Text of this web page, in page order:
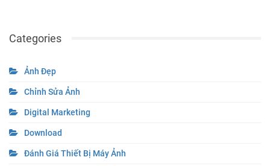
Categories
Ảnh Đẹp
Chỉnh Sửa Ảnh
Digital Marketing
Download
Đánh Giá Thiết Bị Máy Ảnh